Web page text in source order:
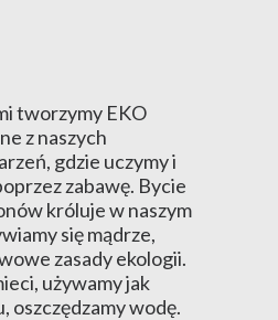
tworzymy EKO
z naszych
gdzie uczymy i
zabawę. Bycie
króluje w naszym
się mądrze,
zasady ekologii.
używamy jak
oszczędzamy wodę.